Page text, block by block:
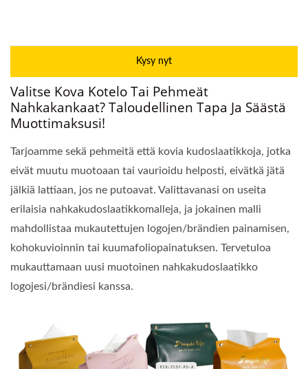
Kysy nyt
Valitse Kova Kotelo Tai Pehmeät
Nahkakankaat? Taloudellinen Tapa Ja Säästä
Muottimaksusi!
Tarjoamme sekä pehmeitä että kovia kudoslaatikkoja, jotka
eivät muutu muotoaan tai vaurioidu helposti, eivätkä jätä
jälkiä lattiaan, jos ne putoavat. Valittavanasi on useita
erilaisia nahkakudoslaatikkomalleja, ja jokainen malli
mahdollistaa mukautettujen logojen/brändien painamisen,
kohokuvioinnin tai kuumafoliopainatuksen. Tervetuloa
mukauttamaan uusi muotoinen nahkakudoslaatikko
logojesi/brändiesi kanssa.